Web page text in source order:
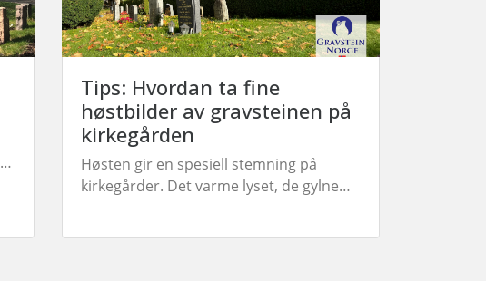
Tips: Hvordan ta fine
høstbilder av gravsteinen på
kirkegården
Høsten gir en spesiell stemning på
kirkegårder. Det varme lyset, de gylne